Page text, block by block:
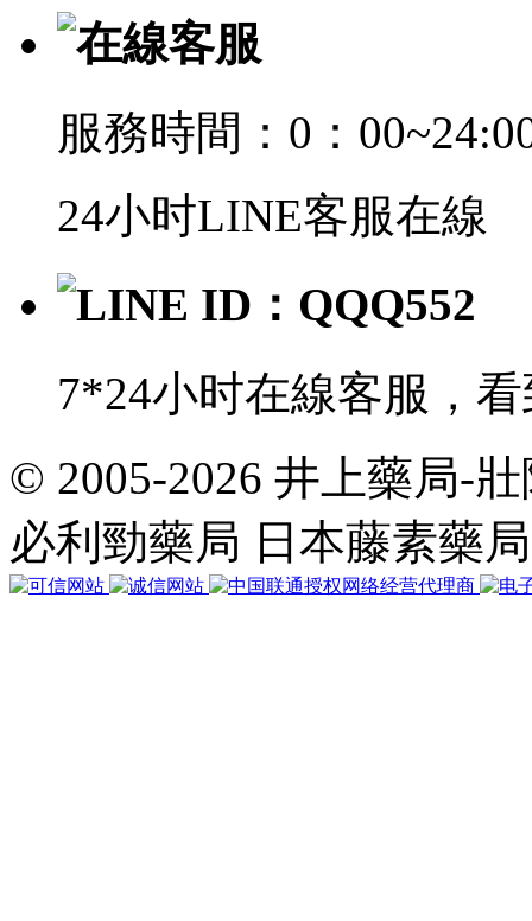
在線客服
服務時間：0：
24小时LINE客服在線
LINE ID：QQQ552
7*24小时在線客服，
共
行
32
個
查
© 2005-2026 井上藥局-
必利勁藥局 日本藤素藥